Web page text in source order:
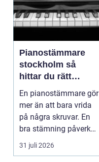
Pianostämmare
stockholm så
hittar du rätt
expert för ditt
piano
En pianostämmare gör
mer än att bara vrida
på några skruvar. En
bra stämning påverkar
hur pianot låt...
31 juli 2026